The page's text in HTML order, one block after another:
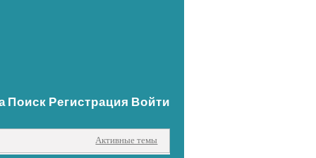
Поиск Регистрация Войти
Активные темы